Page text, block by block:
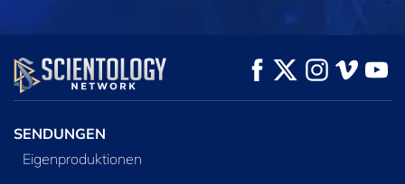
ANSEHEN
SERIE
ENTDECKEN
SENDUNGEN
Eigenproduktionen